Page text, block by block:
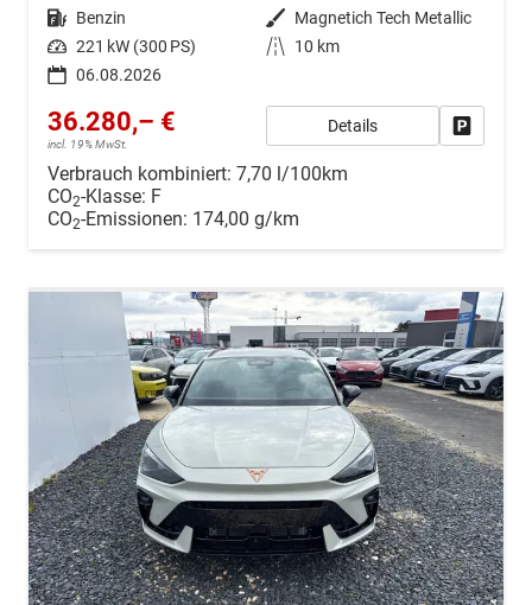
Kraftstoff Benzin Außenfarbe Magnetich Tech Metallic
Leistung 221 kW (300 PS) Kilometerstand
10 km
06.08.2026
36.280,– €
incl. 19% MwSt.
Details
Verbrauch kombiniert: 7,70 l/100km
CO2-Klasse: F
CO2-Emissionen: 174,00 g/km